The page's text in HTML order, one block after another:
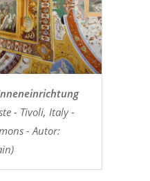
- Tivoli, Italy -
- Autor: